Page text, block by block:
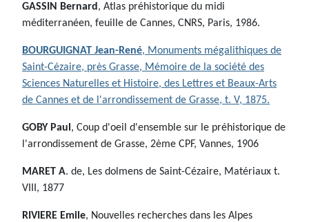
GASSIN Bernard , Atlas préhistorique du midi
méditerranéen, feuille de Cannes, CNRS, Paris, 1986.
BOURGUIGNAT Jean-René, Monuments mégalithiques de
Saint-Cézaire, près Grasse, Mémoire de la société des
Sciences Naturelles et Histoire, des Lettres et Beaux-Arts
de Cannes et de l'arrondissement de Grasse, t. V, 1875.
GOBY Paul , Coup d'oeil d'ensemble sur le préhistorique de
l'arrondissement de Grasse, 2ème CPF, Vannes, 1906
MARET A. de, Les dolmens de Saint-Cézaire, Matériaux t.
VIII, 1877
RIVIERE Emile, Nouvelles recherches dans les Alpes